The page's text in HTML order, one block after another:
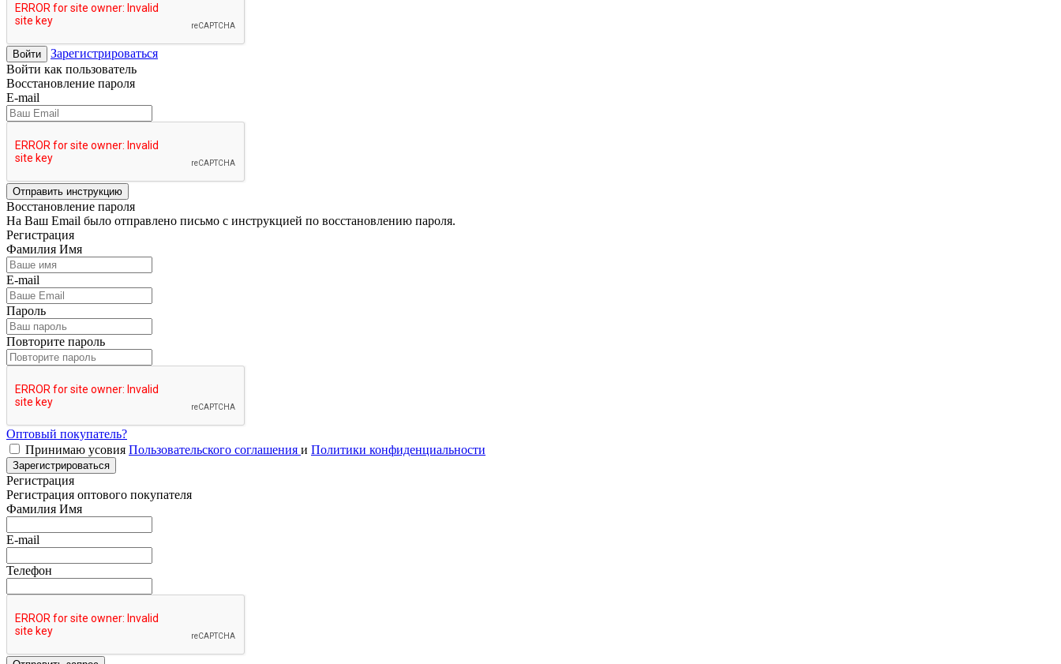
Войти
Зарегистрироваться
Войти как пользователь
Восстановление пароля
E-mail
Отправить инструкцию
Восстановление пароля
На Ваш Email было отправлено письмо с инструкцией по восстановлению пароля.
Регистрация
Фамилия Имя
E-mail
Пароль
Повторите пароль
Оптовый покупатель?
Принимаю усовия Пользовательского соглашения и Политики конфиденциальности
Зарегистрироваться
Регистрация
Регистрация оптового покупателя
Фамилия Имя
E-mail
Телефон